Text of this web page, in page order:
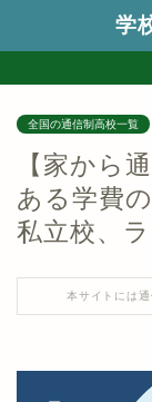
学
全国の通信制高校一覧
【家から
ある学費
私立校、
本サイトには